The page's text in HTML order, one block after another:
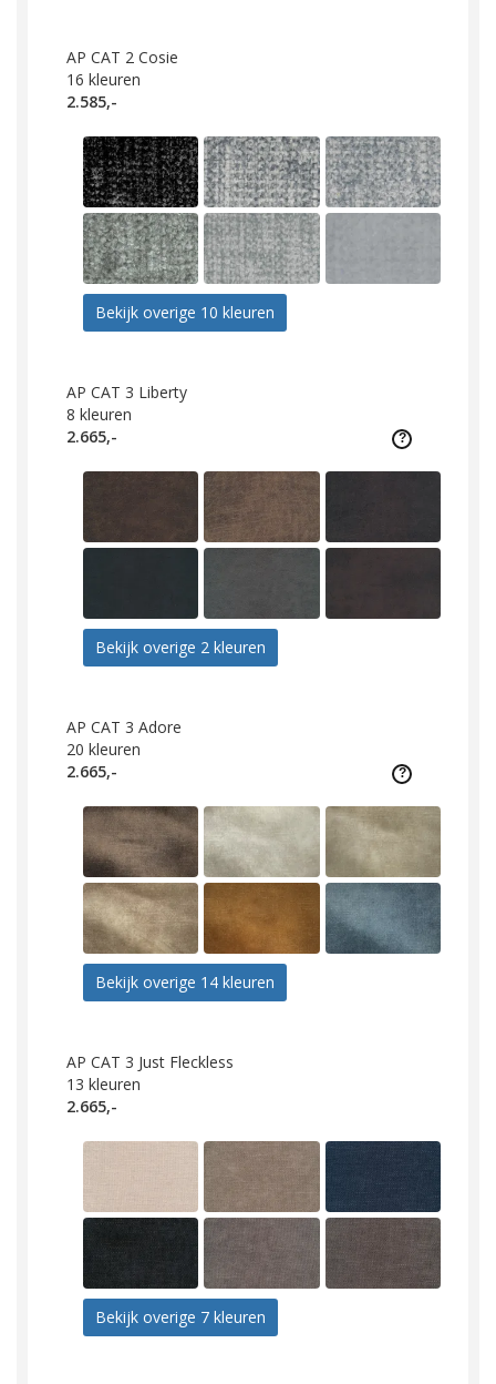
AP CAT 2 Cosie
16 kleuren
2.585,-
Bekijk overige 10 kleuren
AP CAT 3 Liberty
8 kleuren
2.665,-
Bekijk overige 2 kleuren
AP CAT 3 Adore
20 kleuren
2.665,-
Bekijk overige 14 kleuren
AP CAT 3 Just Fleckless
13 kleuren
2.665,-
Bekijk overige 7 kleuren